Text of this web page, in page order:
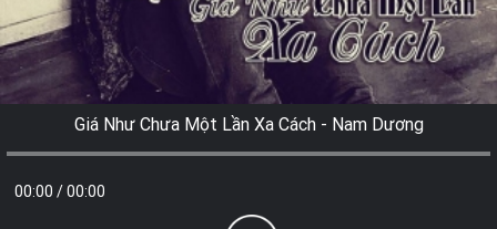
Giá Như Chưa Một Lần Xa Cách - Nam Dương
00:00 /00:00